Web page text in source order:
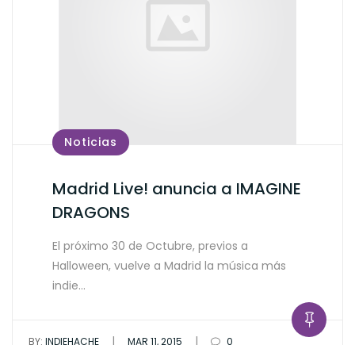
Noticias
Madrid Live! anuncia a IMAGINE
DRAGONS
El próximo 30 de Octubre, previos a
Halloween, vuelve a Madrid la música más
indie…
BY: INDIEHACHE | MAR 11, 2015 | 0